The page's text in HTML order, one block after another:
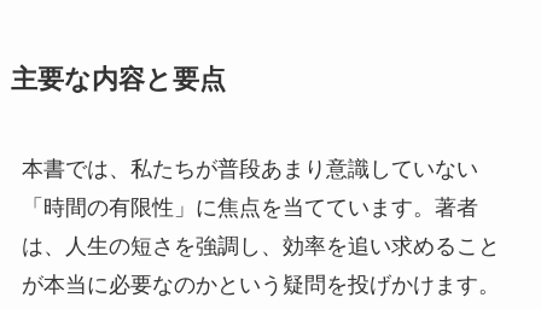
主要な内容と要点
本書では、私たちが普段あまり意識していない
「時間の有限性」に焦点を当てています。著者
は、人生の短さを強調し、効率を追い求めること
が本当に必要なのかという疑問を投げかけます。